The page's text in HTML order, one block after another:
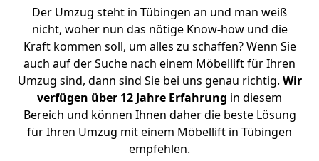
Der Umzug steht in Tübingen an und man weiß
nicht, woher nun das nötige Know-how und die
Kraft kommen soll, um alles zu schaffen? Wenn Sie
auch auf der Suche nach einem Möbellift für Ihren
Umzug sind, dann sind Sie bei uns genau richtig. Wir
verfügen über 12 Jahre Erfahrung in diesem
Bereich und können Ihnen daher die beste Lösung
für Ihren Umzug mit einem Möbellift in Tübingen
empfehlen.